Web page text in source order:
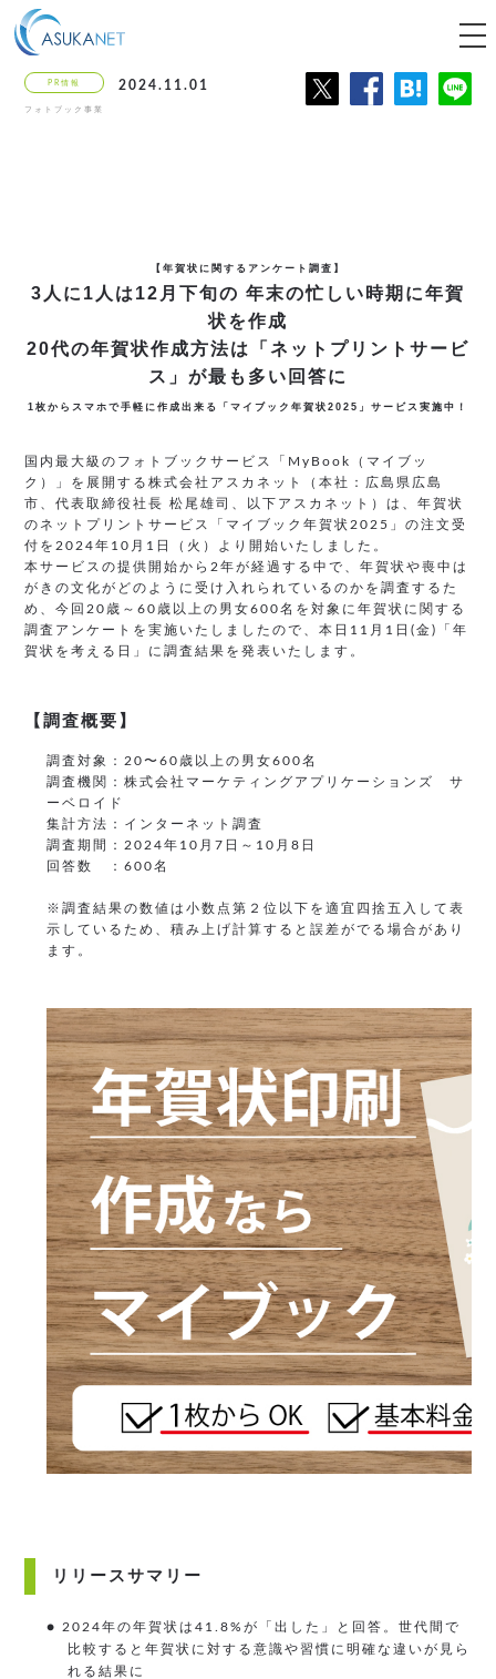
PR情報 2024.11.01
フォトブック事業
【年賀状に関するアンケート調査】
3人に1人は12月下旬の 年末の忙しい時期に年賀
状を作成
20代の年賀状作成方法は
「ネットプリントサービ
ス」が最も多い回答に
1枚からスマホで手軽に作成出来る「マイブック年賀状2025」サービス実施中！
国内最大級のフォトブックサービス「MyBook（マイブッ
ク）」を展開する株式会社アスカネット（本社：広島県広島
市、代表取締役社長 松尾雄司、以下アスカネット）は、年賀状
のネットプリントサービス「マイブック年賀状2025」の注文受
付を2024年10月1日（火）より開始いたしました。
本サービスの提供開始から2年が経過する中で、年賀状や喪中は
がきの文化がどのように受け入れられているのかを調査するた
め、今回20歳～60歳以上の男女600名を対象に年賀状に関する
調査アンケートを実施いたしましたので、本日11月1日(金)「年
賀状を考える日」に調査結果を発表いたします。
【調査概要】
調査対象：20〜60歳以上の男女600名
調査機関：株式会社マーケティングアプリケーションズ サ
ーベロイド
集計方法：インターネット調査
調査期間：2024年10月7日～10月8日
回答数 ：600名
※調査結果の数値は小数点第２位以下を適宜四捨五入して表
示しているため、積み上げ計算すると誤差がでる場合があり
ます。
リリースサマリー
● 2024年の年賀状は41.8%が「出した」と回答。世代間で
比較すると年賀状に対する意識や習慣に明確な違いが見ら
れる結果に